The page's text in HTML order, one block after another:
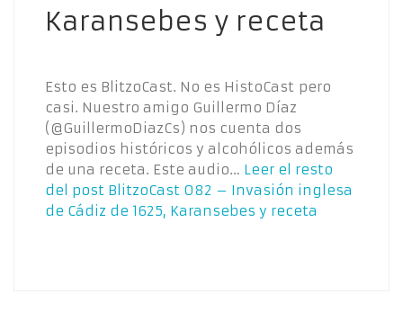
Karansebes y receta
Esto es BlitzoCast. No es HistoCast pero
casi. Nuestro amigo Guillermo Díaz
(@GuillermoDiazCs) nos cuenta dos
episodios históricos y alcohólicos además
de una receta. Este audio… Leer el resto
del post BlitzoCast 082 – Invasión inglesa
de Cádiz de 1625, Karansebes y receta